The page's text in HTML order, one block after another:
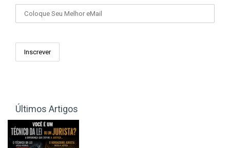
Últimos Artigos